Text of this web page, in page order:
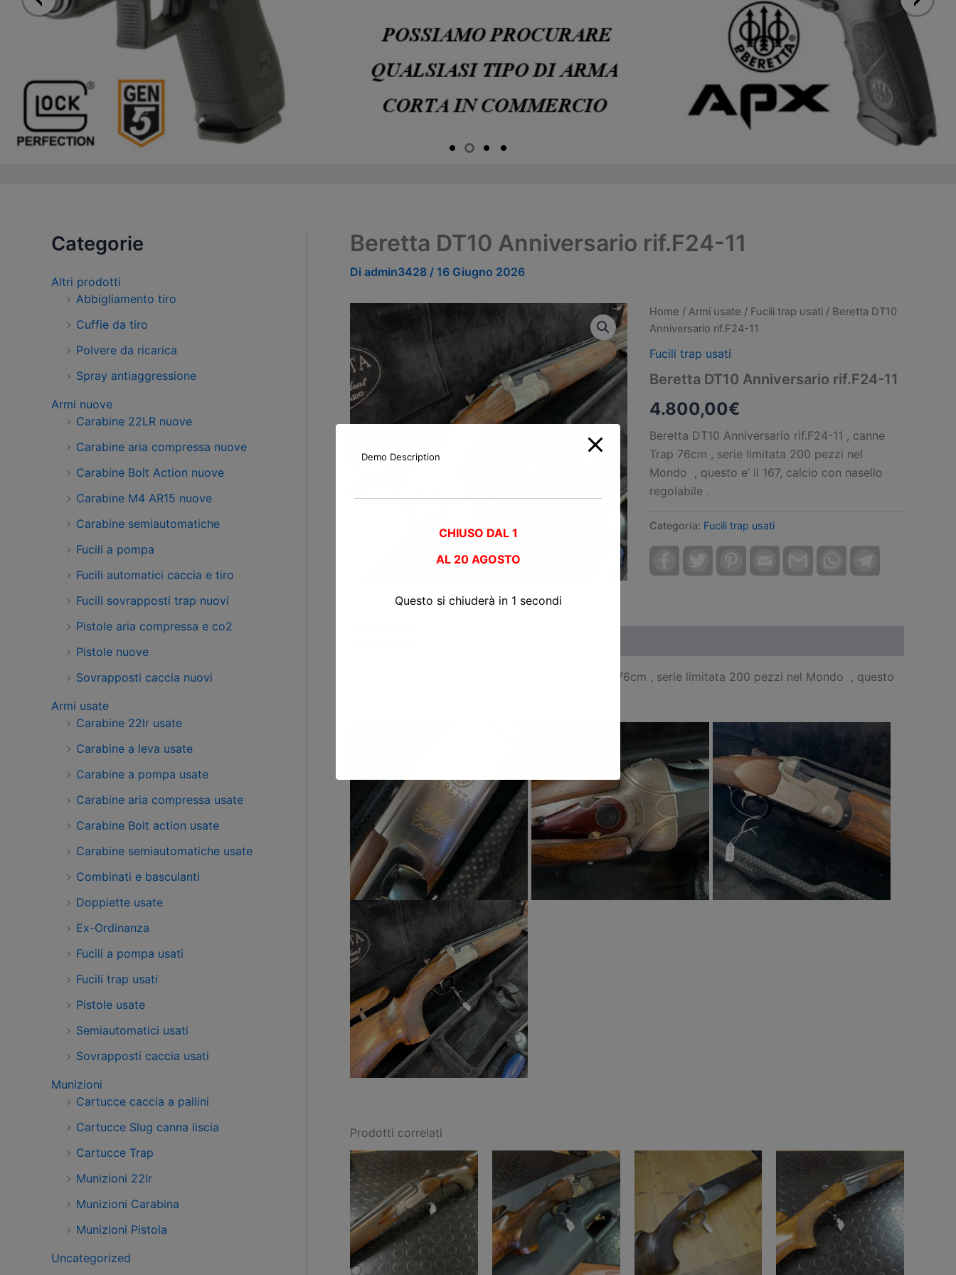
Categorie
Altri prodotti
Abbigliamento tiro
Cuffie da tiro
Polvere da ricarica
Spray antiaggressione
Armi nuove
Carabine 22LR nuove
Carabine aria compressa nuove
Carabine Bolt Action nuove
Carabine M4 AR15 nuove
Carabine semiautomatiche
Fucili a pompa
Fucili automatici caccia e tiro
Fucili sovrapposti trap nuovi
Pistole aria compressa e co2
Pistole nuove
Sovrapposti caccia nuovi
Armi usate
Carabine 22lr usate
Carabine a leva usate
Carabine a pompa usate
Carabine aria compressa usate
Carabine Bolt action usate
Carabine semiautomatiche usate
Combinati e basculanti
Doppiette usate
Ex-Ordinanza
Fucili a pompa usati
Fucili trap usati
Pistole usate
Semiautomatici usati
Sovrapposti caccia usati
Munizioni
Cartucce caccia a pallini
Cartucce Slug canna liscia
Cartucce Trap
Munizioni 22lr
Munizioni Carabina
Munizioni Pistola
Uncategorized
Beretta DT10 Anniversario rif.F24-11
Di admin3428 / 16 Giugno 2026
Home / Armi usate / Fucili trap usati/ Beretta DT10
Anniversario rif.F24-11
Fucili trap usati
Beretta DT10 Anniversario rif.F24-11
4.800,00€
Beretta DT10 Anniversario rif.F24-11 , canne
Trap 76cm , serie limitata 200 pezzi nel
Mondo , questo e’ il 167, calcio con nasello
regolabile .
Categoria: Fucili trap usati
FacebookTwitter Pinterest Email Gmail WhatsApp
Beretta DT10 Anniversario rif.F24-11 , canne Trap 76cm , serie limitata 200 pezzi nel Mondo , questo
Prodotti correlati
Demo Description
CHIUSO DAL 1
AL 20 AGOSTO
Questo si chiuderà in 0 secondi